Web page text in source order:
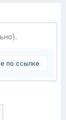
по ссылке